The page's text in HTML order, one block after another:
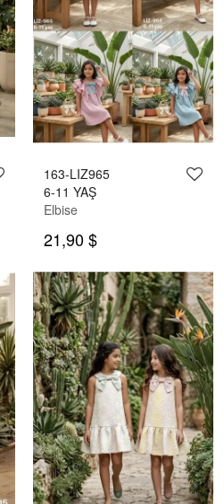
163-LIZ965
6-11 YAŞ
Elbise
21,90 $